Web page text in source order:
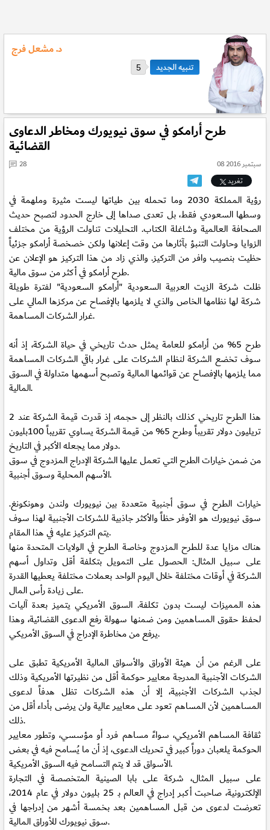
د. مشعل فرج
5
طرح أرامكو في سوق نيويورك ومخاطر الدعاوى
القضائية
08 سبتمبر 2016
28
تغريد
رؤية المملكة 2030 وما تحمله بين طياتها ليست مثيرة وملهمة في
وسطها السعودي فقط، بل تعدى صداها إلى خارج الحدود لتصبح حديث
الصحافة العالمية وشاغلة الكتاب. التحليلات تناولت الرؤية من مختلف
الزوايا وحاولت التنبؤ بآثارها من وقت إعلانها ولكن خصخصة أرامكو جزئياً
حظيت بنصيب وافر من التركيز. والذي زاد من هذا التركيز هو الإعلان عن
طرح أرامكو في أكثر من سوق مالية.
ظلت شركة الزيت العربية السعودية "أرامكو السعودية" لفترة طويلة
شركة لها نظامها الخاص والذي لا يلزمها بالإفصاح عن مركزها المالي على
غرار الشركات المساهمة.
طرح 5% من أرامكو للعامة يمثل حدث تاريخي في حياة الشركة، إذ أنه
سوف تخضع الشركة لنظام الشركات على غرار باقي الشركات المساهمة
مما يلزمها بالإفصاح عن قوائمها المالية وتصبح أسهمها متداولة في السوق
المالية.
هذا الطرح تاريخي كذلك بالنظر إلى حجمه، إذ قدرت قيمة الشركة عند 2
تريليون دولار تقريباً وطرح 5% من قيمة الشركة يساوي تقريباً 100بليون
دولار مما يجعله الأكبر في التاريخ.
من ضمن خيارات الطرح التي تعمل عليها الشركة الإدراج المزدوج في سوق
الأسهم المحلية وسوق أجنبية.
خيارات الطرح في سوق أجنبية متعددة بين نيويورك ولندن وهونكونغ.
سوق نيويورك هو الأوفر حظاً والأكثر جاذبية للشركات الأجنبية لهذا سوف
يتم التركيز عليه في هذا المقام.
هناك مزايا عدة للطرح المزدوج وخاصة الطرح في الولايات المتحدة منها
على سبيل المثال: الحصول على التمويل بتكلفة أقل وتداول أسهم
الشركة في أوقات مختلفة خلال اليوم الواحد بعملات مختلفة يعطيها القدرة
على زيادة رأس المال.
هذه المميزات ليست بدون تكلفة. السوق الأمريكي يتميز بعدة آليات
لحفظ حقوق المساهمين ومن ضمنها سهولة رفع الدعوى القضائية، وهذا
يرفع من مخاطرة الإدراج في السوق الأمريكي.
على الرغم من أن هيئة الأوراق والأسواق المالية الأمريكية تطبق على
الشركات الأجنبية المدرجة معايير حوكمة أقل من نظيرتها الأمريكية وذلك
لجذب الشركات الأجنبية، إلا أن هذه الشركات تظل هدفاً لدعوى
المساهمين لأن المساهم تعود على معايير عالية ولن يرضى بأداء أقل من
ذلك.
ثقافة المساهم الأمريكي، سواءً مساهم فرد أو مؤسسي، وتطور معايير
الحوكمة يلعبان دوراً كبير في تحريك الدعوى، إذ أن ما يُسامح فيه في بعض
الأسواق قد لا يتم التسامح فيه السوق الأمريكية.
على سبيل المثال، شركة على بابا الصينية المتخصصة في التجارة
الإلكترونية، صاحبت أكبر إدراج في العالم بـ 25 بليون دولار في عام 2014،
تعرضت لدعوى من قبل المساهمين بعد بخمسة أشهر من إدراجها في
سوق نيويورك للأوراق المالية.